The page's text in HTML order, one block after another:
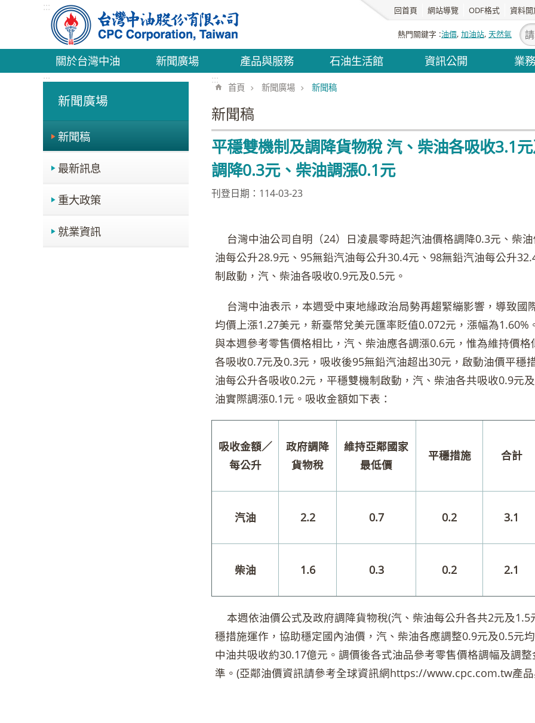
跳到主要內容區塊
::: 回首頁 網站導覽 ODF格式 資料開
熱門關鍵字 油價 加油站 天然氣
關於台灣中油 新聞廣場 產品與服務 石油生活館 資訊公開 業
:::
新聞廣場
新聞稿
最新訊息
重大政策
就業資訊
:::
首頁 新聞廣場 新聞稿
新聞稿
平穩雙機制及調降貨物稅 汽、柴油各吸收3.1
調降0.3元、柴油調漲0.1元
刊登日期：114-03-23
台灣中油公司自明（24）日凌晨零時起汽油價格調降0.3元、柴
油每公升28.9元、95無鉛汽油每公升30.4元、98無鉛汽油每公升
制啟動，汽、柴油各吸收0.9元及0.5元。
台灣中油表示，本週受中東地緣政治局勢再趨緊繃影響，導致國
均價上漲1.27美元，新臺幣兌美元匯率貶值0.072元，漲幅為
與本週參考零售價格相比，汽、柴油應各調漲0.6元，惟為維持價
各吸收0.7元及0.3元，吸收後95無鉛汽油超出30元，啟動油價平穩
油每公升各吸收0.2元，平穩雙機制啟動，汽、柴油各共吸收0.9元
油實際調漲0.1元。吸收金額如下表：
吸收金額／
每公升
政府調降
貨物稅
維持亞鄰國家
最低價
平穩措施 合計
汽油 2.2 0.7 0.2 3.1
柴油 1.6 0.3 0.2 2.1
本週依油價公式及政府調降貨物稅(汽、柴油每公升各共2元及
穩措施運作，協助穩定國內油價，汽、柴油各應調整0.9元及0.5元
中油共吸收約30.17億元。調價後各式油品參考零售價格調幅及調
準。(亞鄰油價資訊請參考全球資訊網https://www.cpc.com.tw產